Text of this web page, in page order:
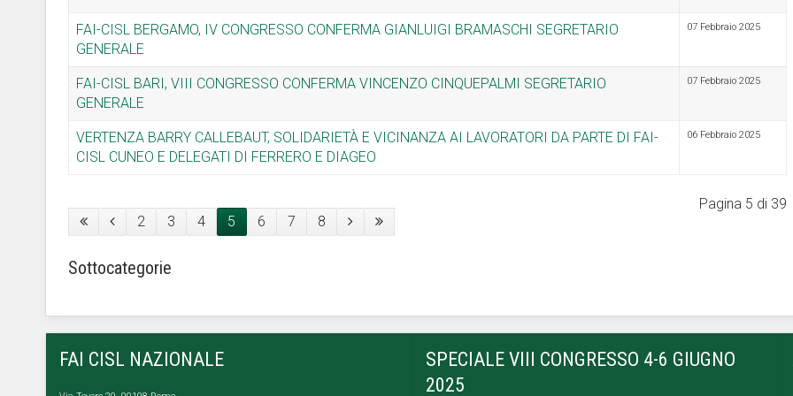
FAI-CISL BERGAMO, IV CONGRESSO CONFERMA GIANLUIGI BRAMASCHI SEGRETARIO
GENERALE
07 Febbraio 2025
FAI-CISL BARI, VIII CONGRESSO CONFERMA VINCENZO CINQUEPALMI SEGRETARIO
GENERALE
07 Febbraio 2025
VERTENZA BARRY CALLEBAUT, SOLIDARIETÀ E VICINANZA AI LAVORATORI DA PARTE DI FAI-
CISL CUNEO E DELEGATI DI FERRERO E DIAGEO
06 Febbraio 2025
Pagina 5 di 39
2
3 4 5 6 7 8
Sottocategorie
FAI CISL NAZIONALE
SPECIALE VIII CONGRESSO 4-6 GIUGNO
2025